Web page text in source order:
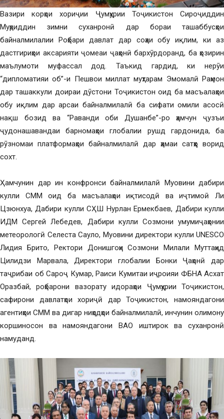
Вазири корҳои хориҷии Ҷумҳурии Тоҷикистон Сироҷиддин
Муҳриддин зимни суханронӣ дар бораи ташаббусҳои
байналмилалии Роҳбари давлат дар соҳаи обу иқлим, ки аз
дастгириҳои аксарияти ҷомеаи ҷаҳонӣ бархӯрдоранд, ба ҳозирин
маълумоти муфассал дод. Таъкид гардид, ки нерӯи
“дипломатияи об”-и Пешвои миллат муҳтарам Эмомалӣ Раҳмон
дар ташаккули доираи дӯстони Тоҷикистон оид ба масъалаҳои
обу иқлим дар арсаи байналмилалӣ ба сифати омили асосӣ
нақш бозид ва “Раванди оби Душанбе”-ро ҳамчун ҷузъи
ҷудонашавандаи барномаҳои глобалии рушд гардонида, ба
рӯзномаи платформаҳои байналмилалӣ дар ҳамаи сатҳҳо ворид
сохт.
Ҳамчунин дар ин конфронси байналмилалӣ Муовини дабири
кулли СММ оид ба масъалаҳои иқтисодӣ ва иҷтимоӣ Ли
Цзюнхуа, Дабири кулли СҲШ Нурлан Ермекбаев, Дабири кулли
ИДМ Сергей Лебедев, Дабири кулли Созмони умумиҷаҳонии
метеорологӣ Селеста Сауло, Муовини директори кулли UNESCO
Лидия Брито, Ректори Донишгоҳи Созмони Милали Муттаҳид
Цилидзи Марвала, Директори глобалии Бонки Ҷаҳонӣ дар
таҷрибаи об Сароҷ Кумар, Раиси Кумитаи иҷроияи ФБНА Асхат
Оразбай, роҳбарони вазорату идораҳои Ҷумҳурии Тоҷикистон,
сафирони давлатҳои хориҷӣ дар Тоҷикистон, намояндагони
агентиҳои СММ ва дигар ниҳодҳои байналмилалӣ, инчунин олимону
коршиносон ва намояндагони ВАО иштирок ва суханронӣ
намуданд.